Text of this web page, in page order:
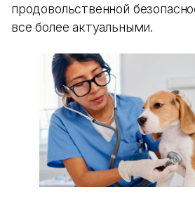
продовольственной
все более актуальными.